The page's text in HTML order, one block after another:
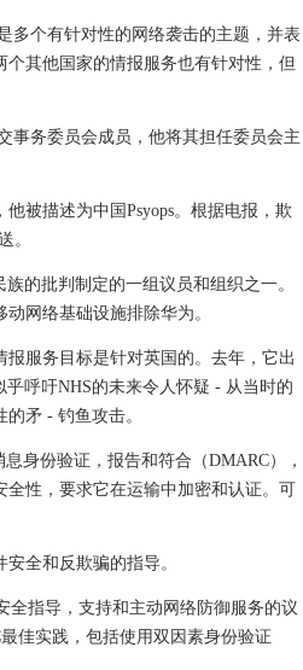
询问
多个有针对性的网络袭击的主题，并表
其他国家的情报服务也有针对性，但
事务委员会成员，他将其担任委员会主
被描述为中国Psyops。根据电报，欺
。
的批判制定的一组议员和组织之一。
网络基础设施排除华为。
服务目标是针对英国的。去年，它出
呼吁NHS的未来令人怀疑 - 从当时的
矛 - 钓鱼攻击。
身份验证，报告和符合（DMARC），
性，要求它在运输中加密和认证。可
全和反欺骗的指导。
全指导，支持和主动网络防御服务的议
佳实践，包括使用双因素身份验证